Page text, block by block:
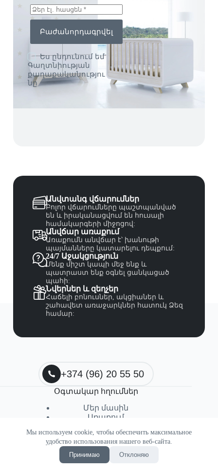
Мы используем cookie, чтобы обеспечить максимальное
удобство использования нашего веб-сайта.
Принимаю
Отклоняю
Բաժանորդագրվել
Ես ընդունում եմ
Գաղտնիության
քաղաքականությու
նը
Անվտանգ վճարումներ
Բոլոր վճարումները պաշտպանված
են և իրականացվում են հուսալի
համակարգերի միջոցով:
Անվճար առաքում
Առաքումն անվճար է՝ խանութի
պայմանները կատարելու դեպքում:
24/7 Աջակցություն
Մենք միշտ կապի մեջ ենք և
պատրաստ ենք օգնել ցանկացած
պահի:
Նվերներ և զեղչեր
Հաճելի բոնուսներ, ակցիաներ և
շահավետ առաջարկներ հատուկ Ձեզ
համար:
+374 (96) 20 55 50
Օգտակար հղումներ
Մեր մասին
Առաքում
Կոնտակտներ